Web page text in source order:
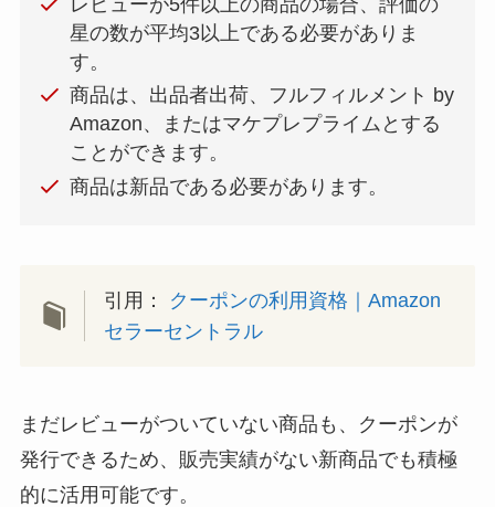
星の数が平均3以上である必要がありま
す。
商品は、出品者出荷、フルフィルメント by
Amazon、またはマケプレプライムとする
ことができます。
商品は新品である必要があります。
引用： クーポンの利用資格｜Amazon
セラーセントラル
まだレビューがついていない商品も、クーポンが
発行できるため、販売実績がない新商品でも積極
的に活用可能です。